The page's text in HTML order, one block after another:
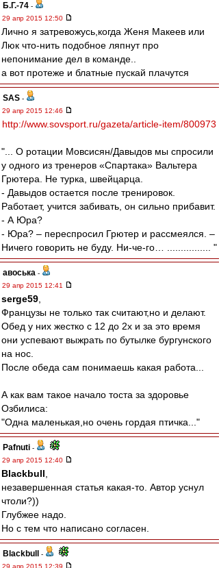
Б.Г.-74 -
29 апр 2015 12:50
Лично я затревожусь,когда Женя Макеев или
Люк что-нить подобное ляпнут про
непонимание дел в команде..
а вот протеже и блатные пускай плачутся
SAS -
29 апр 2015 12:46
http://www.sovsport.ru/gazeta/article-item/800973
"... О ротации Мовсисян/Давыдов мы спросили
у одного из тренеров «Спартака» Вальтера
Грютера. Не турка, швейцарца.
- Давыдов остается после тренировок.
Работает, учится забивать, он сильно прибавит.
- А Юра?
- Юра? – переспросил Грютер и рассмеялся. –
Ничего говорить не буду. Ни-че-го… ................ "
авоська -
29 апр 2015 12:41
serge59
Французы не только так считают,но и делают.
Обед у них жестко с 12 до 2х и за это время
они успевают выжрать по бутылке бургунского
на нос.
После обеда сам понимаешь какая работа...
А как вам такое начало тоста за здоровье
Озбилиса:
"Одна маленькая,но очень гордая птичка..."
Pafnuti -
29 апр 2015 12:40
Blackbull
незавершенная статья какая-то. Автор уснул
чтоли?))
Глубжее надо.
Но с тем что написано согласен.
Blackbull
-
29 апр 2015 12:39